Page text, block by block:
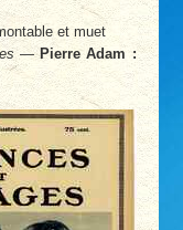
et muet
—Pierre Adam :